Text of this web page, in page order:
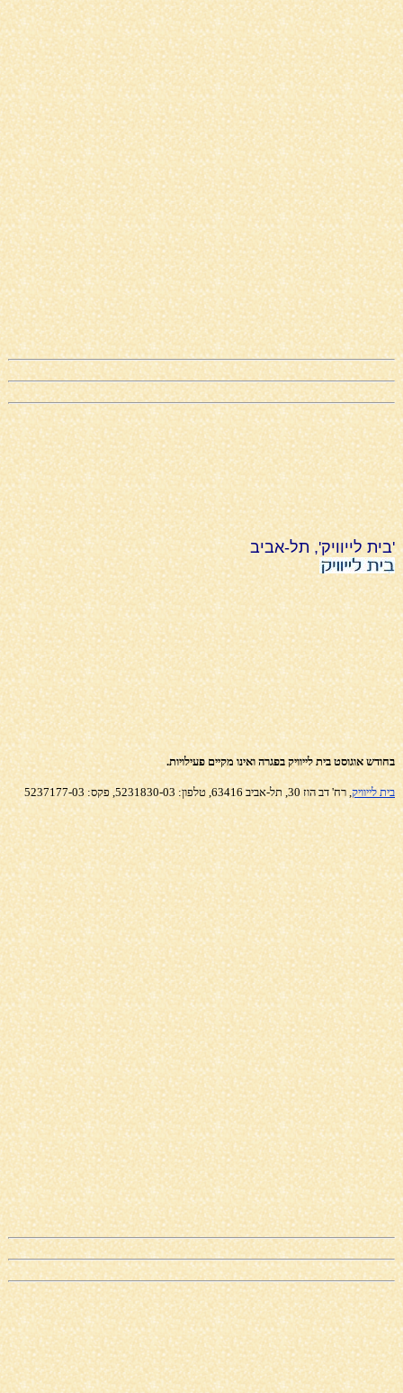
'בית לייוויק', תל-אביב
בחודש אוגוסט בית לייוויק בפגרה ואינו מקיים פעילויות.
בית לייוויק, רח' דב הוז 30, תל-אביב 63416, טלפון: 5231830-03, פקס: 5237177-03